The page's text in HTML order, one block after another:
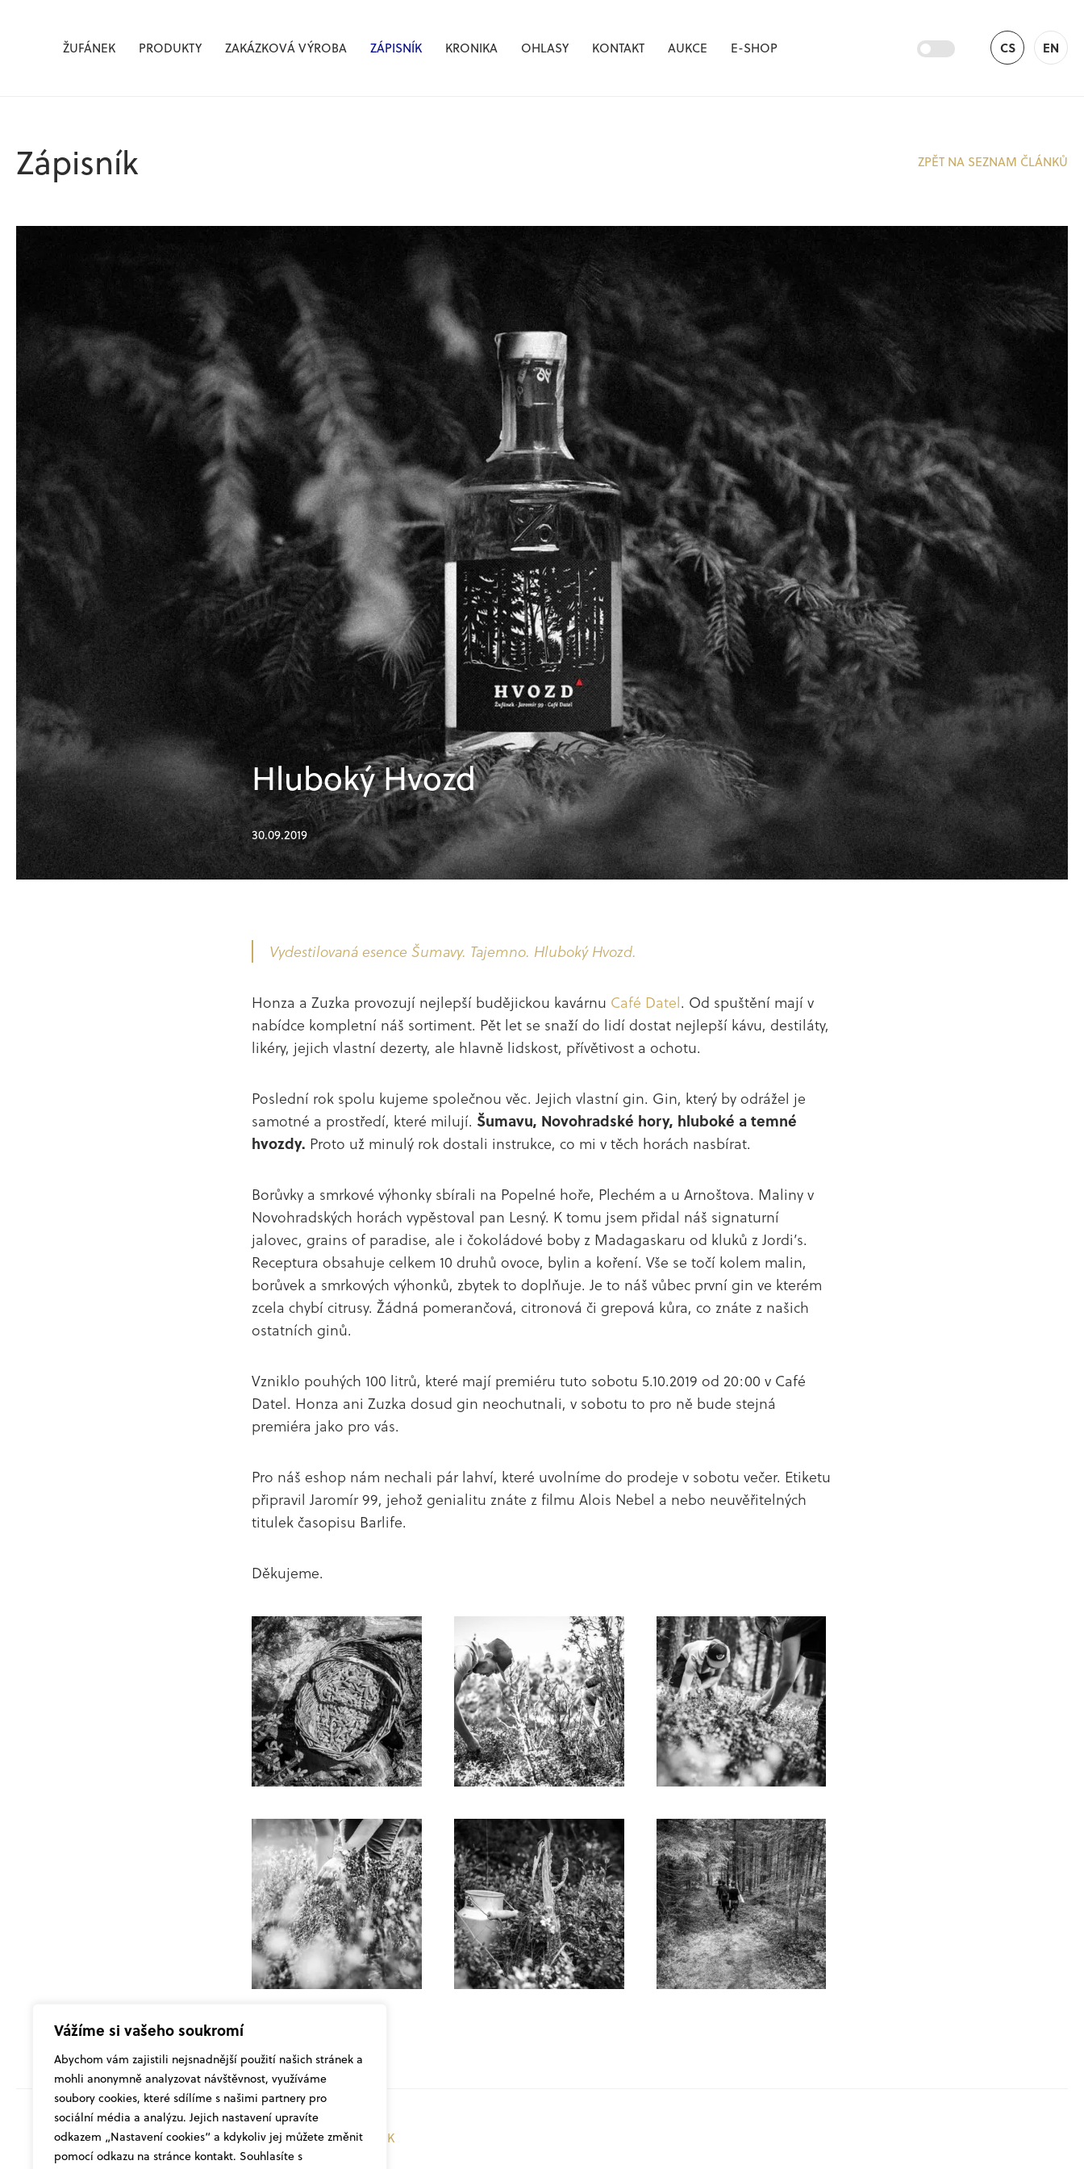
Vážíme si vašeho soukromí
Abychom vám zajistili nejsnadnější použití našich stránek a
mohli anonymně analyzovat návštěvnost, využíváme
soubory cookies, které sdílíme s našimi partnery pro
sociální média a analýzu. Jejich nastavení upravíte
odkazem „Nastavení cookies“ a kdykoliv jej můžete změnit
pomocí odkazu na stránce kontakt. Souhlasíte s
Žufánek.cz
ŽUFÁNEK PRODUKTY ZAKÁZKOVÁ VÝROBA ZÁPISNÍK KRONIKA OHLASY KONTAKT AUKCE E-SHOP CS EN
Zápisník ZPĚT NA SEZNAM ČLÁNKŮ
Hluboký Hvozd
30.09.2019 Aktuality
Vydestilovaná esence Šumavy. Tajemno. Hluboký Hvozd.
Honza a Zuzka provozují nejlepší budějickou kavárnu Café Datel. Od spuštění mají v
nabídce kompletní náš sortiment. Pět let se snaží do lidí dostat nejlepší kávu, destiláty,
likéry, jejich vlastní dezerty, ale hlavně lidskost, přívětivost a ochotu.
Poslední rok spolu kujeme společnou věc. Jejich vlastní gin. Gin, který by odrážel je
samotné a prostředí, které milují. Šumavu, Novohradské hory, hluboké a temné
hvozdy. Proto už minulý rok dostali instrukce, co mi v těch horách nasbírat.
Borůvky a smrkové výhonky sbírali na Popelné hoře, Plechém a u Arnoštova. Maliny v
Novohradských horách vypěstoval pan Lesný. K tomu jsem přidal náš signaturní
jalovec, grains of paradise, ale i čokoládové boby z Madagaskaru od kluků z Jordi’s.
Receptura obsahuje celkem 10 druhů ovoce, bylin a koření. Vše se točí kolem malin,
borůvek a smrkových výhonků, zbytek to doplňuje. Je to náš vůbec první gin ve kterém
zcela chybí citrusy. Žádná pomerančová, citronová či grepová kůra, co znáte z našich
ostatních ginů.
Vzniklo pouhých 100 litrů, které mají premiéru tuto sobotu 5.10.2019 od 20:00 v Café
Datel. Honza ani Zuzka dosud gin neochutnali, v sobotu to pro ně bude stejná
premiéra jako pro vás.
Pro náš eshop nám nechali pár lahví, které uvolníme do prodeje v sobotu večer. Etiketu
připravil Jaromír 99, jehož genialitu znáte z filmu Alois Nebel a nebo neuvěřitelných
titulek časopisu Barlife.
Děkujeme.
SDÍLET ČLÁNEK